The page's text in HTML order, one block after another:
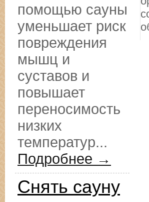
помощью сауны
уменьшает риск
повреждения
мышц и
суставов и
повышает
переносимость
низких
температур...
Подробнее →
Снять сауну